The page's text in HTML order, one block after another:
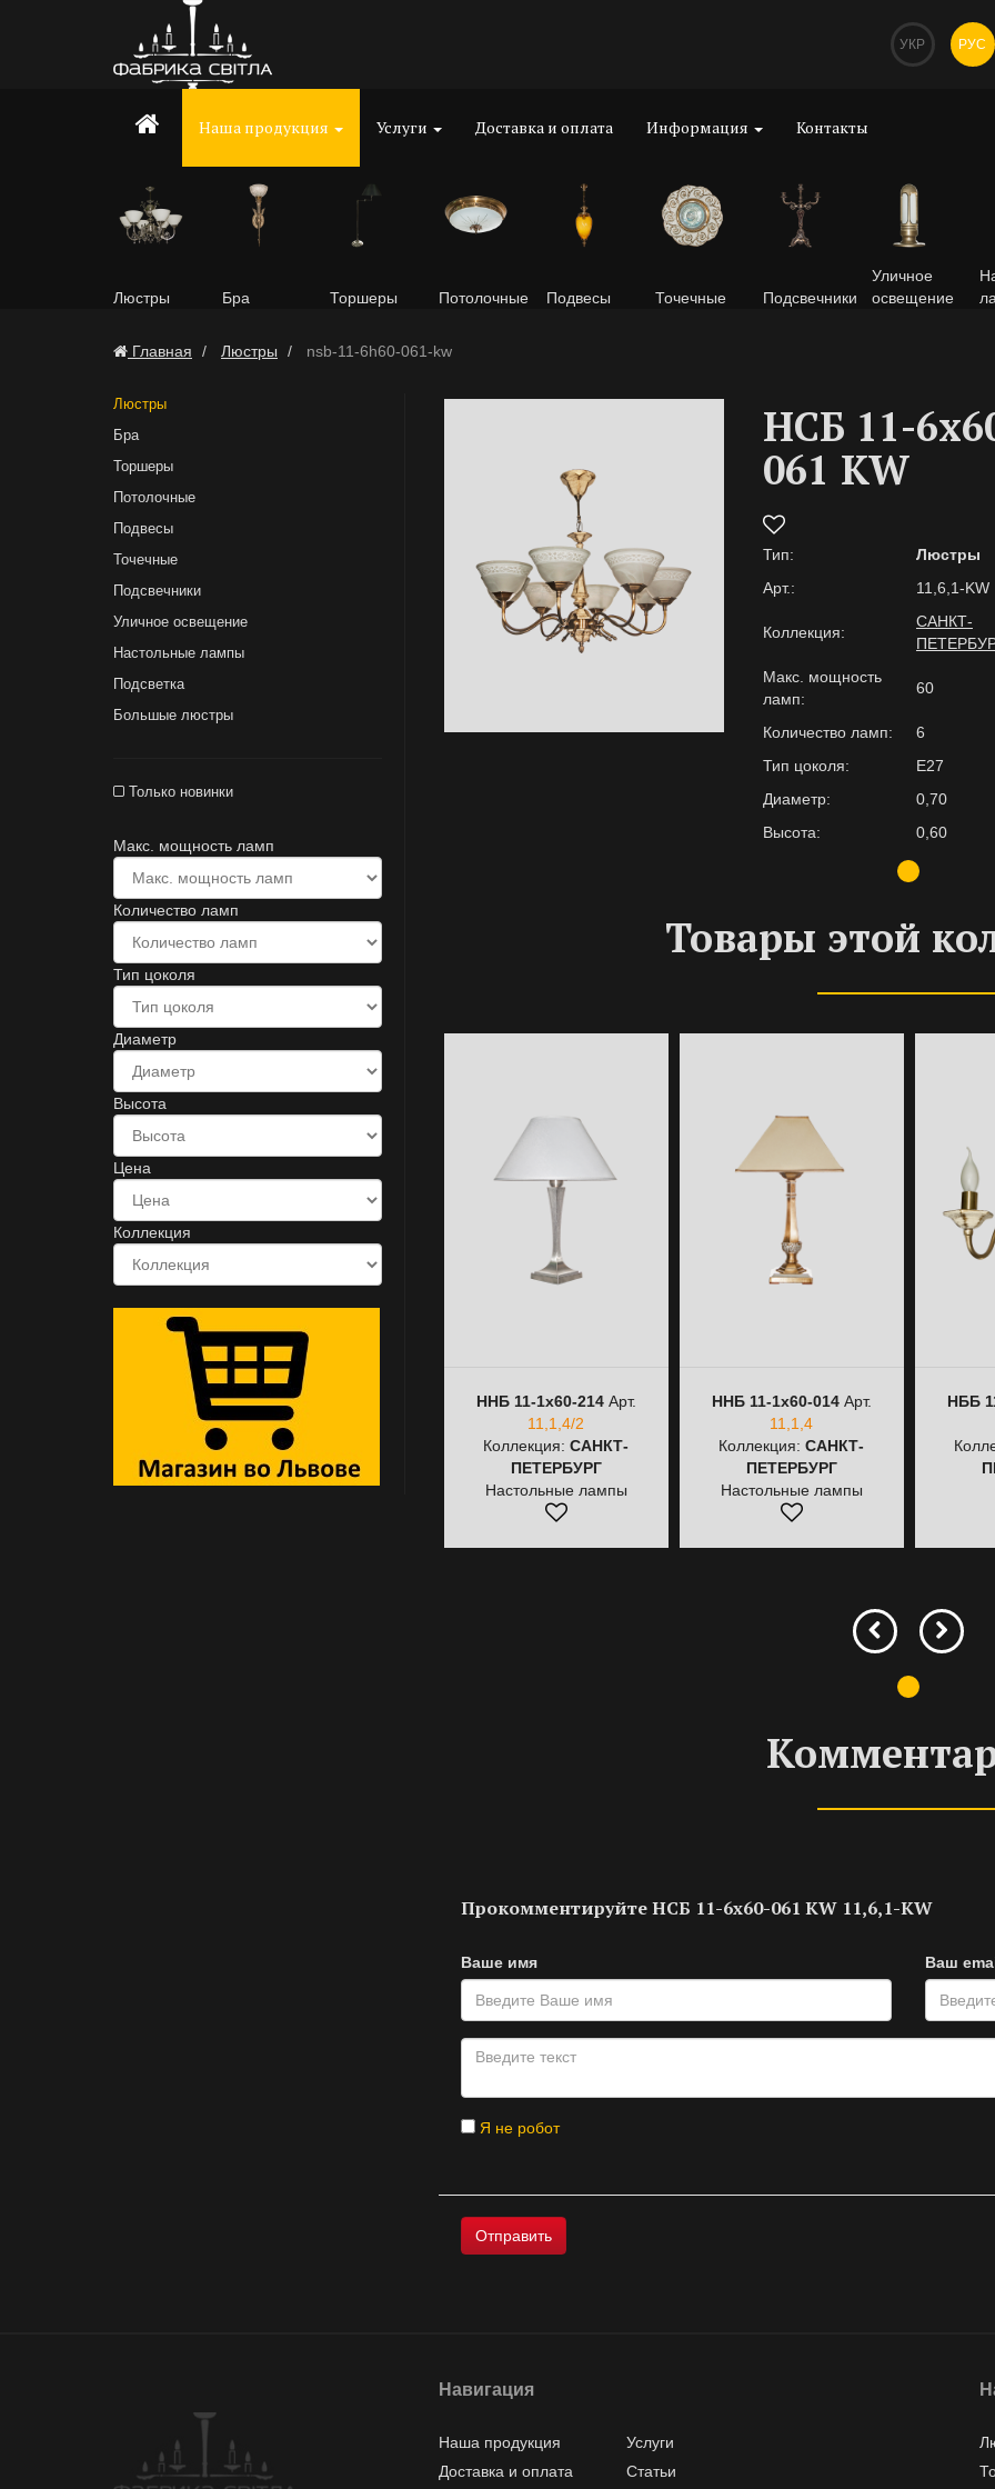
УКР РУС
Наша продукция Услуги Доставка и оплата Информация Контакты
Люстры Бра Торшеры Потолочные Подвесы Точечные Подсвечники
Уличное
освещение
Главная Люстры nsb-11-6h60-061-kw
Люстры
Бра
Торшеры
Потолочные
Подвесы
Точечные
Подсвечники
Уличное освещение
Настольные лампы
Подсветка
Большые люстры
Только новинки
Макс. мощность ламп
Количество ламп
Тип цоколя
Диаметр
Высота
Цена
Коллекция
НСБ 11-
061 KW
Тип:
Люстры
Арт.:
11,6,1-KW
Коллекция:
САНКТ-
Макс. мощность
ламп:
60
Количество ламп:
6
Тип цоколя:
E27
Диаметр:
0,70
Высота:
0,60
Товары этой
ННБ 11-1х60-214Арт.
11,1,4/2
Коллекция: САНКТ-
ПЕТЕРБУРГ
Настольные лампы
ННБ 11-1х60-014Арт.
11,1,4
Коллекция: САНКТ-
ПЕТЕРБУРГ
Настольные лампы
НББ
Прокомментируйте НСБ 11-6х60-061 KW 11,6,1-KW
Ваше имя Ваш
Я не робот
Навигация
Наша продукция
Услуги
Доставка и оплата
Статьи